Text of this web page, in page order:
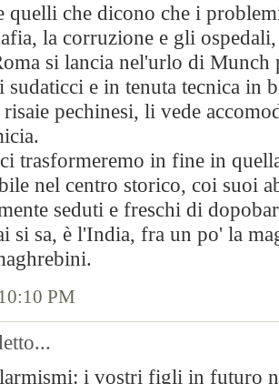
quelli che dicono che i
la corruzione e gli
si lancia nel'urlo di Munch
sudaticci e in tenuta tecnica in
pechinesi, li vede
trasformeremo in fine in
nel centro storico, coi suoi
seduti e freschi di
si sa, è l'India, fra un po' la
PM
i vostri figli in futuro